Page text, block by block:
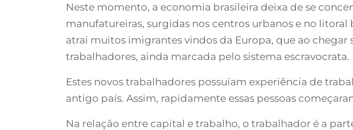
Neste momento, a economia brasileira deixa de se
manufatureiras, surgidas nos centros urbanos e no
atrai muitos imigrantes vindos da Europa, que ao
trabalhadores, ainda marcada pelo sistema escravocrata.
Estes novos trabalhadores possuíam experiência de
antigo país. Assim, rapidamente essas pessoas
Na relação entre capital e trabalho, o trabalhador é a